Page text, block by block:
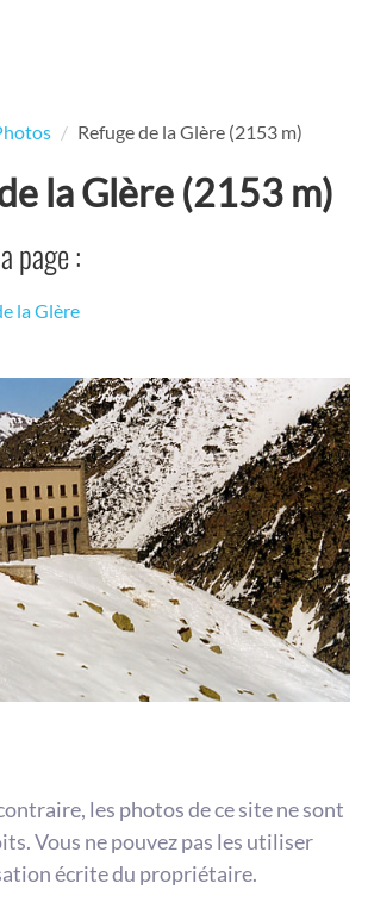
Refuge de la Glère (2153 m)
la Glère (2153 m)
page :
la Glère
les photos de ce site ne sont
Vous ne pouvez pas les utiliser
écrite du propriétaire.